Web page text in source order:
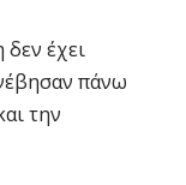
έχει
πάνω
την